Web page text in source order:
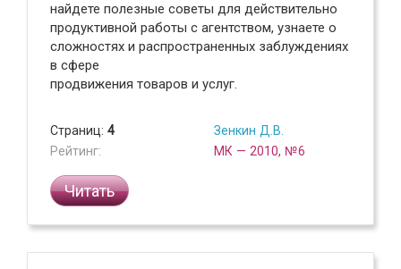
найдете полезные советы для действительно
продуктивной работы с агентством, узнаете о
сложностях и распространенных заблуждениях
в сфере
продвижения товаров и услуг.
Страниц: 4
Рейтинг:
Зенкин Д.В.
МК — 2010, №6
Читать